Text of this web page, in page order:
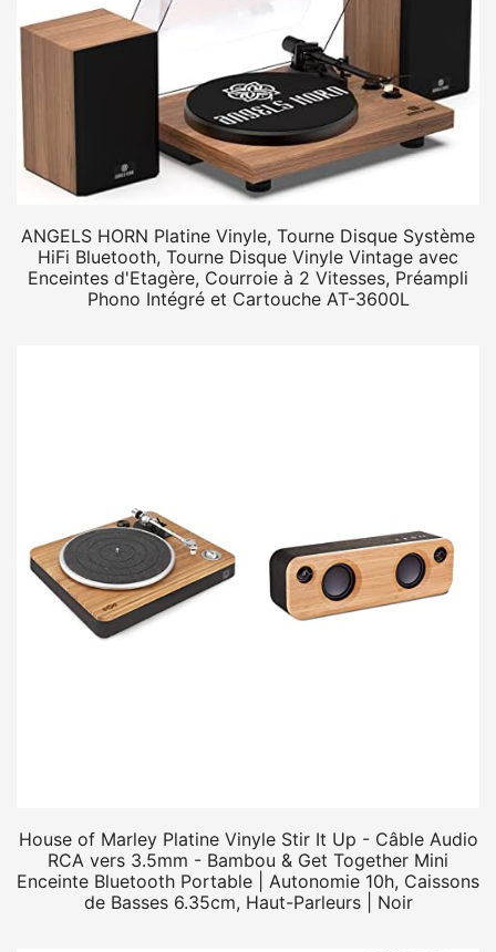
ANGELS HORN Platine Vinyle, Tourne Disque Système
HiFi Bluetooth, Tourne Disque Vinyle Vintage avec
Enceintes d'Etagère, Courroie à 2 Vitesses, Préampli
Phono Intégré et Cartouche AT-3600L
House of Marley Platine Vinyle Stir It Up - Câble Audio
RCA vers 3.5mm - Bambou & Get Together Mini
Enceinte Bluetooth Portable | Autonomie 10h, Caissons
de Basses 6.35cm, Haut-Parleurs | Noir